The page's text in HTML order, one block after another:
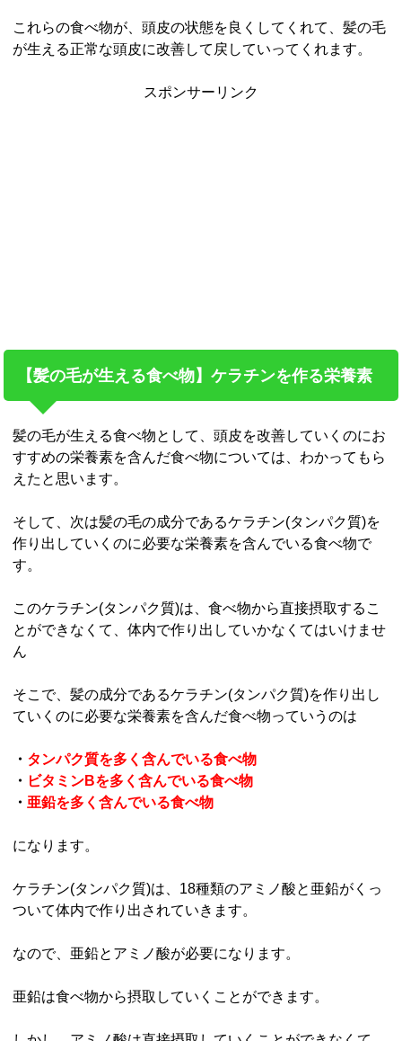
これらの食べ物が、頭皮の状態を良くしてくれて、髪の毛
が生える正常な頭皮に改善して戻していってくれます。
スポンサーリンク
【髪の毛が生える食べ物】ケラチンを作る栄養素
髪の毛が生える食べ物として、頭皮を改善していくのにお
すすめの栄養素を含んだ食べ物については、わかってもら
えたと思います。
そして、次は髪の毛の成分であるケラチン(タンパク質)を
作り出していくのに必要な栄養素を含んでいる食べ物で
す。
このケラチン(タンパク質)は、食べ物から直接摂取するこ
とができなくて、体内で作り出していかなくてはいけませ
ん
そこで、髪の成分であるケラチン(タンパク質)を作り出し
ていくのに必要な栄養素を含んだ食べ物っていうのは
・ タンパク質を多く含んでいる食べ物
・ ビタミンBを多く含んでいる食べ物
・ 亜鉛を多く含んでいる食べ物
になります。
ケラチン(タンパク質)は、18種類のアミノ酸と亜鉛がくっ
ついて体内で作り出されていきます。
なので、亜鉛とアミノ酸が必要になります。
亜鉛は食べ物から摂取していくことができます。